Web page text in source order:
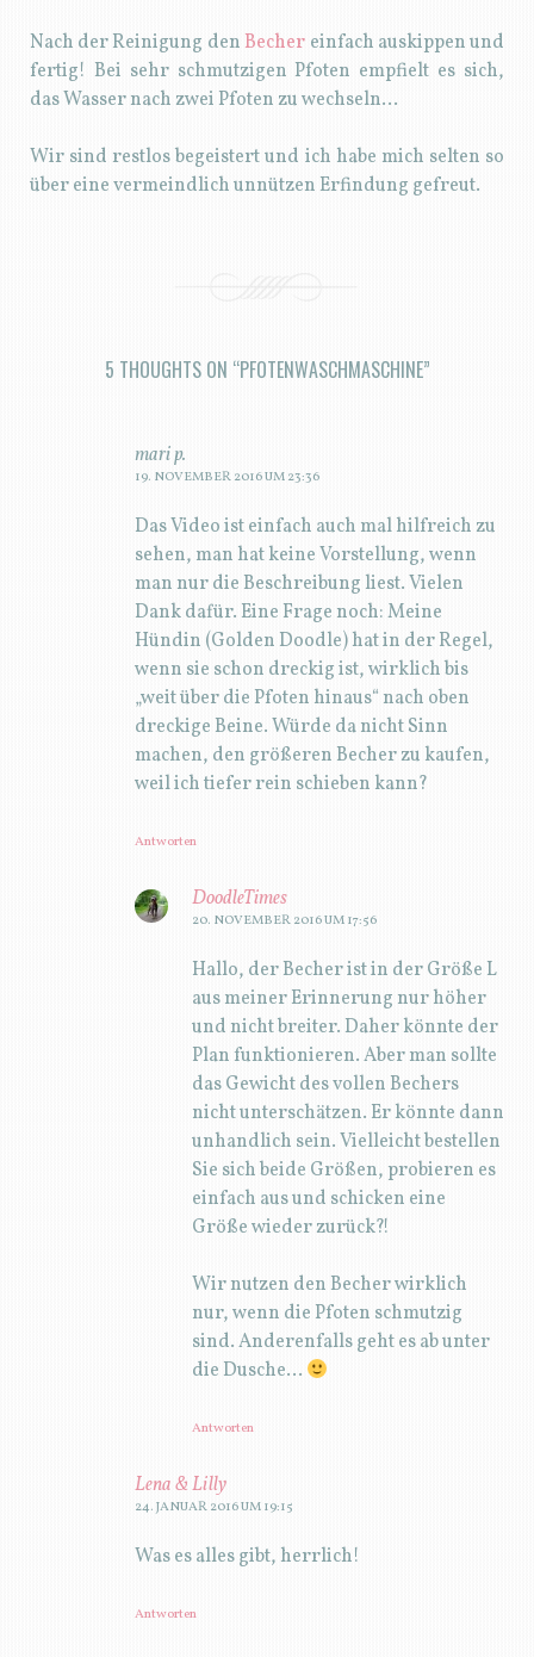
Nach der Reinigung den Becher einfach auskippen und
fertig! Bei sehr schmutzigen Pfoten empfielt es sich,
das Wasser nach zwei Pfoten zu wechseln…
Wir sind restlos begeistert und ich habe mich selten so
über eine vermeindlich unnützen Erfindung gefreut.
5 THOUGHTS ON “PFOTENWASCHMASCHINE”
mari p.
19. NOVEMBER 2016 UM 23:36
Das Video ist einfach auch mal hilfreich zu
sehen, man hat keine Vorstellung, wenn
man nur die Beschreibung liest. Vielen
Dank dafür. Eine Frage noch: Meine
Hündin (Golden Doodle) hat in der Regel,
wenn sie schon dreckig ist, wirklich bis
„weit über die Pfoten hinaus“ nach oben
dreckige Beine. Würde da nicht Sinn
machen, den größeren Becher zu kaufen,
weil ich tiefer rein schieben kann?
Antworten
DoodleTimes
20. NOVEMBER 2016 UM 17:56
Hallo, der Becher ist in der Größe L
aus meiner Erinnerung nur höher
und nicht breiter. Daher könnte der
Plan funktionieren. Aber man sollte
das Gewicht des vollen Bechers
nicht unterschätzen. Er könnte dann
unhandlich sein. Vielleicht bestellen
Sie sich beide Größen, probieren es
einfach aus und schicken eine
Größe wieder zurück?!
Wir nutzen den Becher wirklich
nur, wenn die Pfoten schmutzig
sind. Anderenfalls geht es ab unter
die Dusche…
Antworten
Lena & Lilly
24. JANUAR 2016 UM 19:15
Was es alles gibt, herrlich!
Antworten